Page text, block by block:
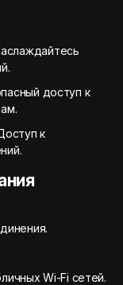
доступ к
к
Wi-Fi сетей.